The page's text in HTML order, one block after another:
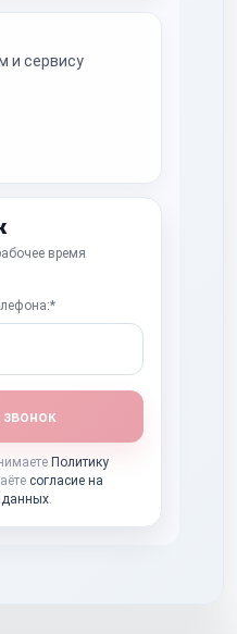
и сервису
время
звонок
Политику
согласие на
данных.